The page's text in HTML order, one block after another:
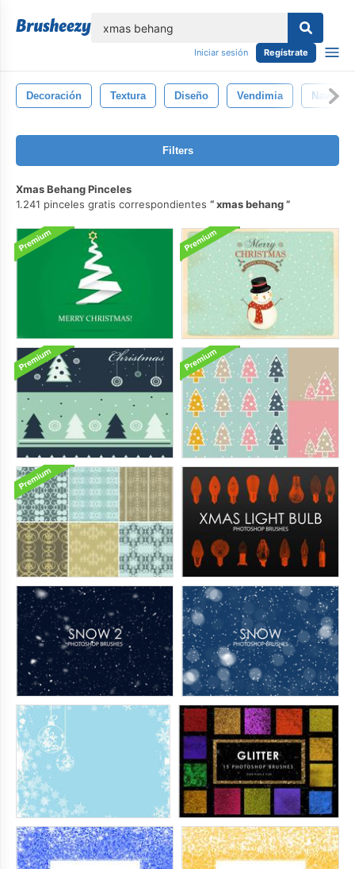
Iniciar sesión Regístrate
Decoración Textura Diseño Vendimia Navidad
Filters
Xmas Behang Pinceles
1.241 pinceles gratis correspondientes
xmas behang